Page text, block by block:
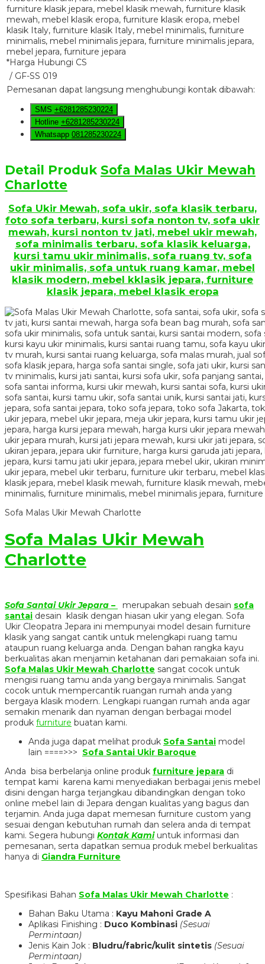
*Harga Hubungi CS
/ GF-SS 019
Pemesanan dapat langsung menghubungi kontak dibawah:
SMS +6281285230224
Hotline +6281285230224
Whatsapp 081285230224
Detail Produk Sofa Malas Ukir Mewah
Charlotte
Sofa Ukir Mewah, sofa ukir, sofa klasik terbaru,
foto sofa terbaru, kursi sofa nonton tv, sofa ukir
mewah, kursi nonton tv jati, mebel ukir mewah,
sofa minimalis terbaru, sofa klasik keluarga,
kursi tamu ukir minimalis, sofa ruang tv, sofa
ukir minimalis, sofa untuk ruang kamar, mebel
klasik modern, mebel kklasik jepara, furniture
klasik jepara, mebel klasik eropa
Sofa Malas Ukir Mewah Charlotte
Sofa Malas Ukir Mewah
Charlotte
Sofa Santai Ukir Jepara – merupakan sebuah desain sofa
santai desain klasik dengan hiasan ukir yang elegan. Sofa
Ukir Cleopatra Jepara ini mempunyai model desain furniture
klasik yang sangat cantik untuk melengkapi ruang tamu
ataupun ruang keluarga anda. Dengan bahan rangka kayu
berkualitas akan menjamin ketahanan dari pemakaian sofa ini.
Sofa Malas Ukir Mewah Charlotte sangat cocok untuk
mengisi ruang tamu anda yang bergaya minimalis. Sangat
cocok untuk mempercantik ruangan rumah anda yang
bergaya klasik modern. Lengkapi ruangan rumah anda agar
semakin menarik dan nyaman dengan berbagai model
produk furniture buatan kami.
Anda juga dapat melihat produk Sofa Santai model
lain ====>>> Sofa Santai Ukir Baroque
Anda bisa berbelanja online produk furniture jepara di
tempat kami karena kami menyediakan berbagai jenis mebel
disini dengan harga terjangkau dibandingkan dengan toko
online mebel lain di Jepara dengan kualitas yang bagus dan
terjamin. Anda juga dapat memesan furniture custom yang
sesuai dengan kebutuhan rumah dan selera anda di tempat
kami. Segera hubungi Kontak Kamiuntuk informasi dan
pemesanan, serta dapatkan semua produk mebel berkualitas
hanya di Giandra Furniture
Spesifikasi Bahan Sofa Malas Ukir Mewah Charlotte :
Bahan Baku Utama : Kayu Mahoni Grade A
Aplikasi Finishing : Duco Kombinasi (Sesuai
Permintaan)
Jenis Kain Jok : Bludru/fabric/kulit sintetis (Sesuai
Permintaan)